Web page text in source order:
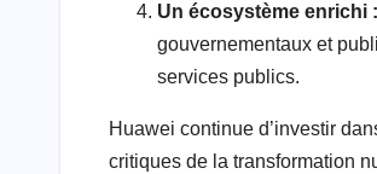
Un écosystème enrichi :
gouvernementaux et
services publics.
Huawei continue d’investir
critiques de la transformation